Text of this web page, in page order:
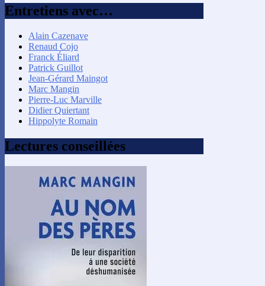
mois
Entretiens avec…
Alain Cazenave
Renaud Cojo
Franck Éliard
Patrick Guillot
Jean-Gérard Maingot
Marc Mangin
Pierre-Luc Marville
Didier Quiertant
Hippolyte Romain
Lectures conseillées